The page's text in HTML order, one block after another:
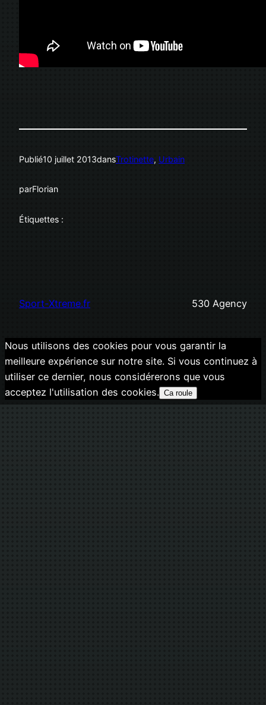
Publié10 juillet 2013dansTrotinette, Urbain
parFlorian
Étiquettes :
Sport-Xtreme.fr 530 Agency
Nous utilisons des cookies pour vous garantir la
meilleure expérience sur notre site. Si vous continuez à
utiliser ce dernier, nous considérerons que vous
acceptez l'utilisation des cookies. Ca roule